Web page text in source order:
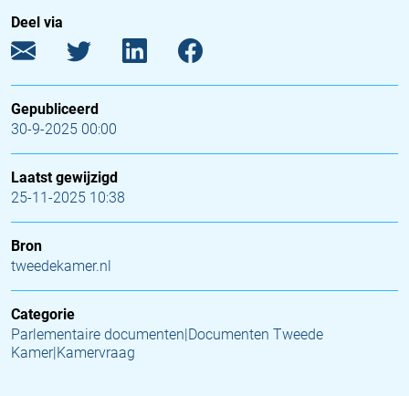
Deel via
Gepubliceerd
30-9-2025 00:00
Laatst gewijzigd
25-11-2025 10:38
Bron
tweedekamer.nl
Categorie
Parlementaire documenten|Documenten Tweede
Kamer|Kamervraag